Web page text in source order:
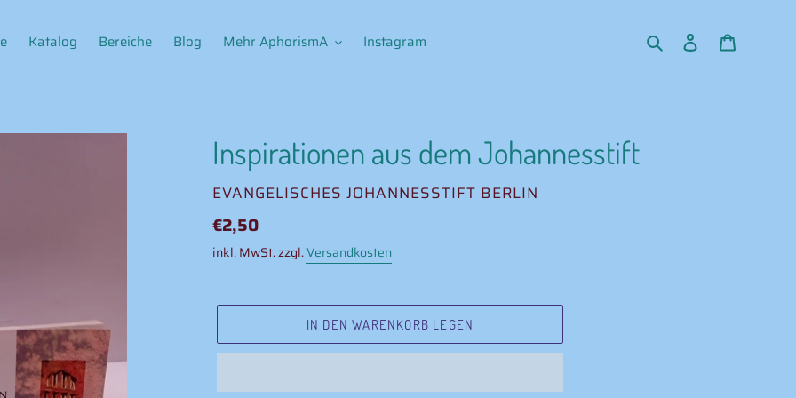
Katalog Bereiche Blog Mehr AphorismA Instagram Suchen Einloggen
Inspirationen aus dem Johannesstift
VERKÄUFER
EVANGELISCHES JOHANNESSTIFT BERLIN
Normaler
Preis
€2,50
inkl. MwSt. zzgl.Versandkosten
IN DEN WARENKORB LEGEN